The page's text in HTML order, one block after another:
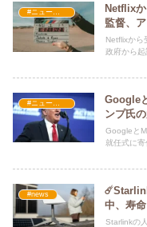
Netflix
監督、
Netflixから
政府から
Google
ンプ氏
Googleと
就任式に寄
#news
中、寿
Starlinkの